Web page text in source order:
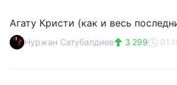
Агату Кристи (как и весь
Нуржан Сатубалдиев 3 299